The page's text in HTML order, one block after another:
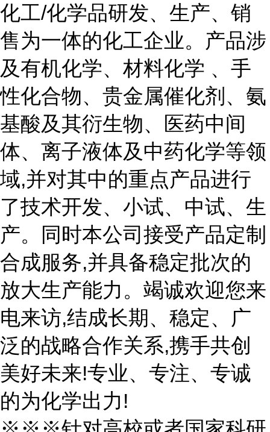
化工/化学品研发、生产、销
售为一体的化工企业。产品涉
及有机化学、材料化学 、手
性化合物、贵金属催化剂、氨
基酸及其衍生物、医药中间
体、离子液体及中药化学等领
域,并对其中的重点产品进行
了技术开发、小试、中试、生
产。同时本公司接受产品定制
合成服务,并具备稳定批次的
放大生产能力。竭诚欢迎您来
电来访,结成长期、稳定、广
泛的战略合作关系,携手共创
美好未来!专业、专注、专诚
的为化学出力!